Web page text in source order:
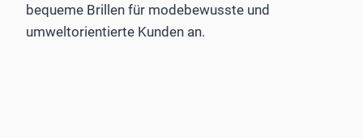
bequeme Brillen für modebewusste und
umweltorientierte Kunden an.